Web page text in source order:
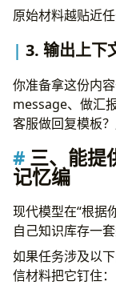
原始材料越贴近
3. 输出上下
你准备拿这份内
message、做汇
客服做回复模板
三、能提
记忆编
现代模型在“根据
自己知识库存一
如果任务涉及以
信材料把它钉住：